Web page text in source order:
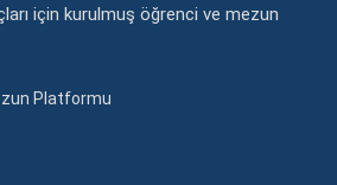
için kurulmuş öğrenci ve mezun
Platformu